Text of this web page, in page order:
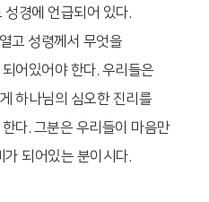
경에 언급되어 있다.
고 성령께서 무엇을
어있어야 한다. 우리들은
하나님의 심오한 진리를
다. 그분은 우리들이 마음만
되어있는 분이시다.